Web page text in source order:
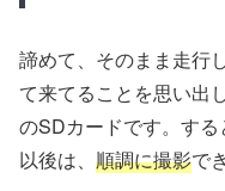
諦めて、そのまま走行
て来てることを思い出
のSDカードです。す
以後は、 順調に撮影で